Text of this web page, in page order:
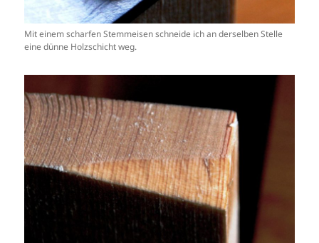
Mit einem scharfen Stemmeisen schneide ich an derselben Stelle
eine dünne Holzschicht weg.